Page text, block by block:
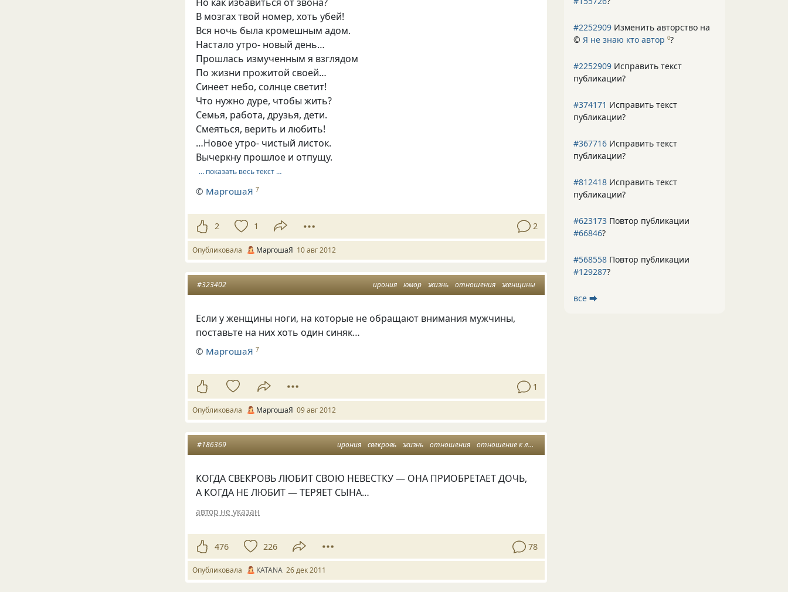
В мозгах твой номер, хоть убей!
Вся ночь была кромешным адом.
Настало утро- новый день…
Прошлась измученным я взглядом
По жизни прожитой своей…
Синеет небо, солнце светит!
Что нужно дуре, чтобы жить?
Семья, работа, друзья, дети.
Смеяться, верить и любить!
…Новое утро- чистый листок.
Вычеркну прошлое и отпущу.
… показать весь текст …
© МаргошаЯ 7
2 1 2
Опубликовала МаргошаЯ 10 авг 2012
ирония юмор жизнь отношения женщины
#323402
Если у женщины ноги, на которые не обращают внимания мужчины,
поставьте на них хоть один синяк…
© МаргошаЯ 7
1
Опубликовала МаргошаЯ 09 авг 2012
ирония свекровь жизнь отношения отношение к людям
#186369
КОГДА СВЕКРОВЬ ЛЮБИТ СВОЮ НЕВЕСТКУ — ОНА ПРИОБРЕТАЕТ ДОЧЬ,
А КОГДА НЕ ЛЮБИТ — ТЕРЯЕТ СЫНА…
автор не указан
476 226 78
Опубликовала KATANA 26 дек 2011
#2252909 Изменить авторство на
© Я не знаю кто автор 0?
#2252909 Исправить текст
публикации?
#374171 Исправить текст
публикации?
#367716 Исправить текст
публикации?
#812418 Исправить текст
публикации?
#623173 Повтор публикации
#66846?
#568558 Повтор публикации
#129287?
все ⮕